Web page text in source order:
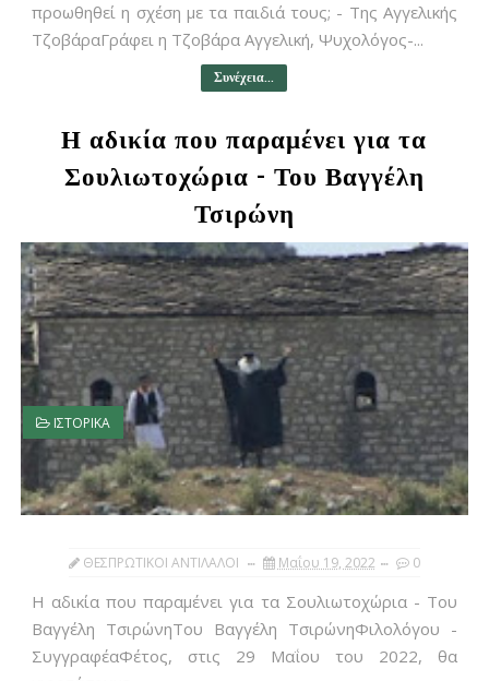
προωθηθεί η σχέση με τα παιδιά τους; - Της Αγγελικής
ΤζοβάραΓράφει η Τζοβάρα Αγγελική, Ψυχολόγος-...
Συνέχεια...
Η αδικία που παραμένει για τα
Σουλιωτοχώρια - Του Βαγγέλη
Τσιρώνη
ΙΣΤΟΡΙΚΑ
ΘΕΣΠΡΩΤΙΚΟΙ ΑΝΤΙΛΑΛΟΙ Μαΐου 19, 2022 0
Η αδικία που παραμένει για τα Σουλιωτοχώρια - Του
Βαγγέλη ΤσιρώνηΤου Βαγγέλη ΤσιρώνηΦιλολόγου -
ΣυγγραφέαΦέτος, στις 29 Μαΐου του 2022, θα